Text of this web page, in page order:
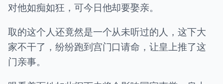
对他如痴如狂，可今日他却要娶亲。
取的这个人还竟然是一个从未听过的人，这下大
家不干了，纷纷跑到宫门口请命，让皇上推了这
门亲事。